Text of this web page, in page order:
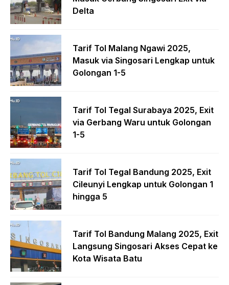
Delta
Tarif Tol Malang Ngawi 2025,
Masuk via Singosari Lengkap untuk
Golongan 1-5
Tarif Tol Tegal Surabaya 2025, Exit
via Gerbang Waru untuk Golongan
1-5
Tarif Tol Tegal Bandung 2025, Exit
Cileunyi Lengkap untuk Golongan 1
hingga 5
Tarif Tol Bandung Malang 2025, Exit
Langsung Singosari Akses Cepat ke
Kota Wisata Batu